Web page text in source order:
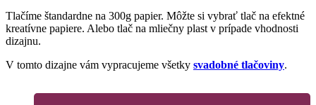
Tlačíme štandardne na 300g papier. Môžte si vybrať tlač na efektné
kreatívne papiere. Alebo tlač na mliečny plast v prípade vhodnosti
dizajnu.
V tomto dizajne vám vypracujeme všetky svadobné tlačoviny.